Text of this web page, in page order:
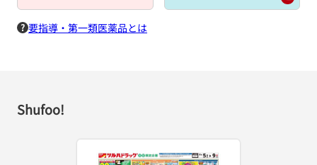
要指導・第一類医薬品とは
Shufoo!